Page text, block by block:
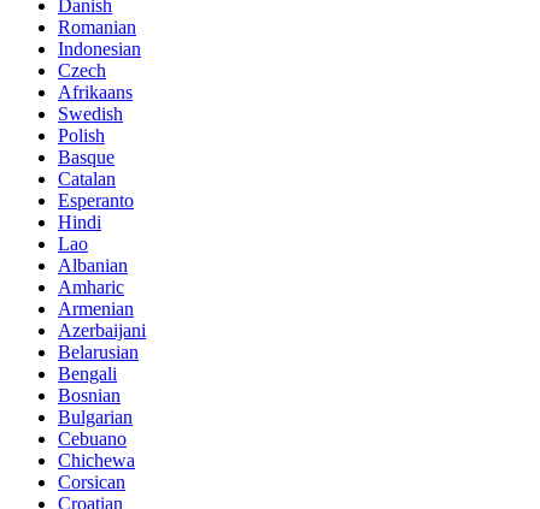
Danish
Romanian
Indonesian
Czech
Afrikaans
Swedish
Polish
Basque
Catalan
Esperanto
Hindi
Lao
Albanian
Amharic
Armenian
Azerbaijani
Belarusian
Bengali
Bosnian
Bulgarian
Cebuano
Chichewa
Corsican
Croatian